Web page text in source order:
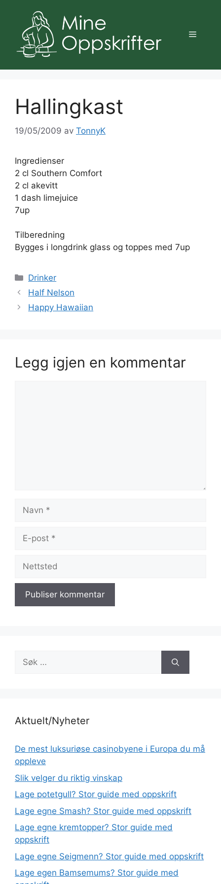
innhold
Meny
Hallingkast
19/05/2009 av TonnyK
Ingredienser
2 cl Southern Comfort
2 cl akevitt
1 dash limejuice
7up
Tilberedning
Bygges i longdrink glass og toppes med 7up
Kategorier
Drinker
Half Nelson
Happy Hawaiian
Legg igjen en kommentar
Navn
Nettsted
Søk
etter:
Aktuelt/Nyheter
De mest luksuriøse casinobyene i Europa du må
oppleve
Slik velger du riktig vinskap
Lage potetgull? Stor guide med oppskrift
Lage egne Smash? Stor guide med oppskrift
Lage egne kremtopper? Stor guide med
oppskrift
Lage egne Seigmenn? Stor guide med oppskrift
Lage egen Bamsemums? Stor guide med